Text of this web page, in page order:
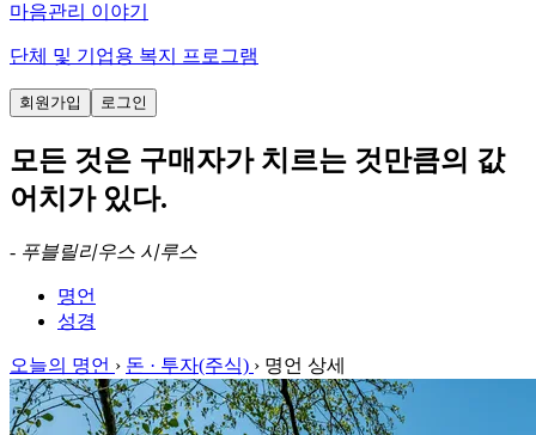
마음관리 이야기
단체 및 기업용 복지 프로그램
회원가입 로그인
모든 것은 구매자가 치르는 것만큼의 값
어치가 있다.
- 푸블릴리우스 시루스
명언
성경
오늘의 명언 › 돈 · 투자(주식) › 명언 상세